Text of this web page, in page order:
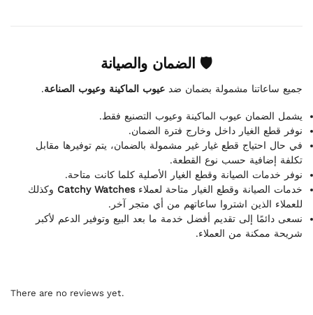
🛡 الضمان والصيانة
جميع ساعاتنا مشمولة بضمان ضد عيوب الماكينة وعيوب الصناعة.
يشمل الضمان عيوب الماكينة وعيوب التصنيع فقط.
نوفر قطع الغيار داخل وخارج فترة الضمان.
في حال احتياج قطع غيار غير مشمولة بالضمان، يتم توفيرها مقابل
تكلفة إضافية حسب نوع القطعة.
نوفر خدمات الصيانة وقطع الغيار الأصلية كلما كانت متاحة.
خدمات الصيانة وقطع الغيار متاحة لعملاءCatchy Watches وكذلك
للعملاء الذين اشتروا ساعاتهم من أي متجر آخر.
نسعى دائمًا إلى تقديم أفضل خدمة ما بعد البيع وتوفير الدعم لأكبر
شريحة ممكنة من العملاء.
There are no reviews yet.